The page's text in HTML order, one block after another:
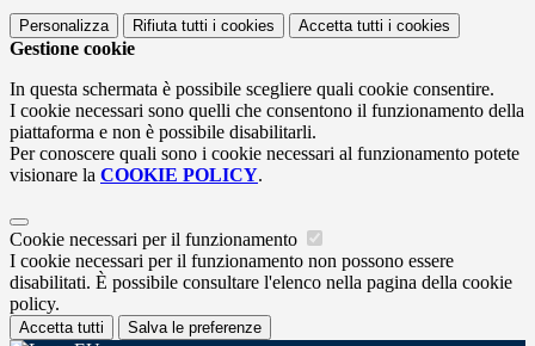
Personalizza Rifiuta tutti i cookies Accetta tutti i cookies
Gestione cookie
In questa schermata è possibile scegliere quali cookie consentire.
I cookie necessari sono quelli che consentono il funzionamento della
piattaforma e non è possibile disabilitarli.
Per conoscere quali sono i cookie necessari al funzionamento potete
visionare la COOKIE POLICY.
Cookie necessari per il funzionamento
I cookie necessari per il funzionamento non possono essere
disabilitati. È possibile consultare l'elenco nella pagina della cookie
policy.
Accetta tutti Salva le preferenze